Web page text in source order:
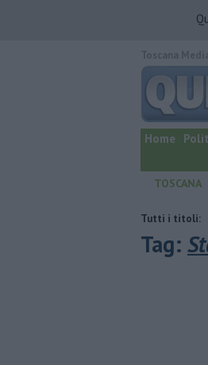
quotidiano
Home
TOSCANA
Tutti i titoli:
Il grande caldo non dà
Tag: